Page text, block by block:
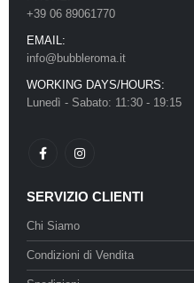
+39 06 89061770
EMAIL:
info@bubbleroma.it
WORKING DAYS/HOURS:
Lunedì - Sabato: 11:30 - 19:15
SERVIZIO CLIENTI
Chi Siamo
Condizioni di Vendita